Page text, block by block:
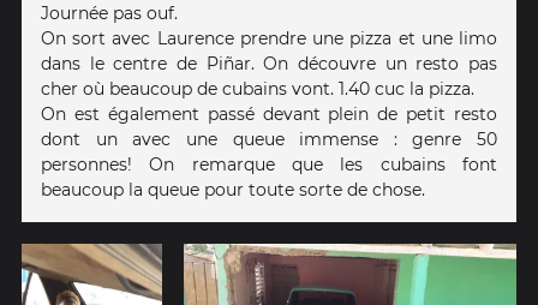
Journée pas ouf.
On sort avec Laurence prendre une pizza et une limo
dans le centre de Piñar. On découvre un resto pas
cher où beaucoup de cubains vont. 1.40 cuc la pizza.
On est également passé devant plein de petit resto
dont un avec une queue immense : genre 50
personnes! On remarque que les cubains font
beaucoup la queue pour toute sorte de chose.